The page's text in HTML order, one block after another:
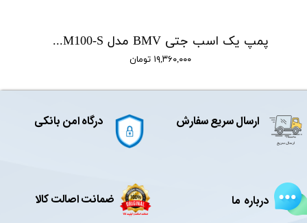
پمپ یک اسب جتی BMV مدل CAM100-S
۱۹,۳۶۰,۰۰۰ تومان
ارسال سریع سفارش درگاه امن بانکی
درباره ما ضمانت اصالت کالا